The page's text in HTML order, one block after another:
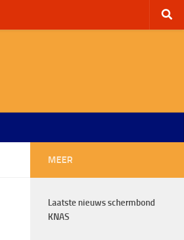
MEER
Laatste nieuws schermbond
KNAS